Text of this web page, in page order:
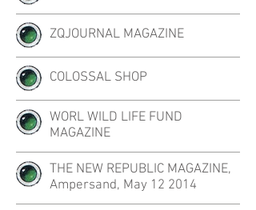
ZQJOURNAL MAGAZINE
COLOSSAL SHOP
WORL WILD LIFE FUND
MAGAZINE
THE NEW REPUBLIC MAGAZINE,
Ampersand, May 12 2014